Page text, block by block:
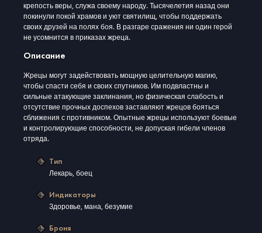
крепость веры, служа своему народу. Тысячелетия назад они
покинули покой храмов и уют святилищ, чтобы поддержать
своих друзей на полях боя. В разгаре сражения ни один герой
не усомнится в приказах жреца.
Описание
Жрецы могут задействовать мощную целительную магию,
чтобы спасти себя и своих спутников. Им подвластны и
сильные атакующие заклинания, но физическая слабость и
отсутствие прочных доспехов заставляют жрецов бояться
сближения с противником. Опытные жрецы используют боевые
и контролирующие способности, не допуская гибели членов
отряда.
Тип
Лекарь, боец
Индикаторы
Здоровье, мана, безумие
Броня